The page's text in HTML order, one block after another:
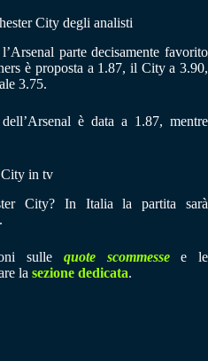
City degli analisti
parte decisamente favorito
è proposta a 1.87, il City a 3.90,
3.75.
è data a 1.87, mentre
City in tv
City? In Italia la partita sarà
sulle quote scommessee le
la sezione dedicata.